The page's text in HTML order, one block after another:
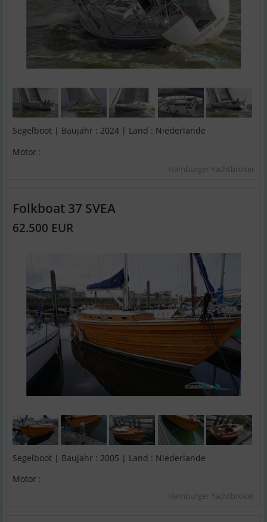
Segelboot | Baujahr : 2024 | Land : Niederlande
Motor :
Hamburger Yachtbroker
Folkboat 37 SVEA
62.500 EUR
Segelboot | Baujahr : 2005 | Land : Niederlande
Motor :
Hamburger Yachtbroker